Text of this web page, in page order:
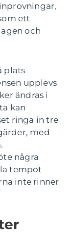
ett
och
plats
upplevs
ändras i
kan
ringa in tre
med
några
tempot
inte rinner